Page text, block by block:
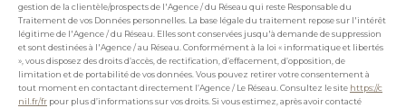
gestion de la clientèle/prospects de l'Agence / du Réseau qui reste Responsable du
Traitement de vos Données personnelles. La base légale du traitement repose sur l'intérêt
légitime de l'Agence / du Réseau. Elles sont conservées jusqu'à demande de suppression
et sont destinées à l'Agence / au Réseau. Conformément à la loi « informatique et libertés
», vous disposez des droits d’accès, de rectification, d’effacement, d’opposition, de
limitation et de portabilité de vos données. Vous pouvez retirer votre consentement à
tout moment en contactant directement l’Agence / Le Réseau. Consultez le site https://c
nil.fr/fr pour plus d’informations sur vos droits. Si vous estimez, après avoir contacté